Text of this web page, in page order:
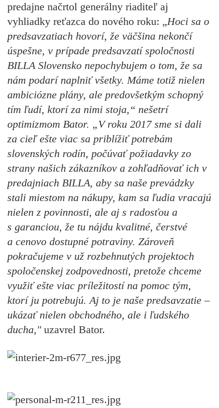
predajne načrtol generálny riaditeľ aj
vyhliadky reťazca do nového roku: „Hoci sa o
predsavzatiach hovorí, že väčšina nekončí
úspešne, v prípade predsavzatí spoločnosti
BILLA Slovensko nepochybujem o tom, že sa
nám podarí naplniť všetky. Máme totiž nielen
ambiciózne plány, ale predovšetkým schopný
tím ľudí, ktorí za nimi stoja,“ nešetrí
optimizmom Bator. „V roku 2017 sme si dali
za cieľ ešte viac sa priblížiť potrebám
slovenských rodín, počúvať požiadavky zo
strany našich zákazníkov a zohľadňovať ich v
predajniach BILLA, aby sa naše prevádzky
stali miestom na nákupy, kam sa ľudia vracajú
nielen z povinnosti, ale aj s radosťou a
s garanciou, že tu nájdu kvalitné, čerstvé
a cenovo dostupné potraviny. Zároveň
pokračujeme v už rozbehnutých projektoch
spoločenskej zodpovednosti, pretože chceme
využiť ešte viac príležitostí na pomoc tým,
ktorí ju potrebujú. Aj to je naše predsavzatie –
ukázať nielen obchodného, ale i ľudského
ducha,"uzavrel Bator.